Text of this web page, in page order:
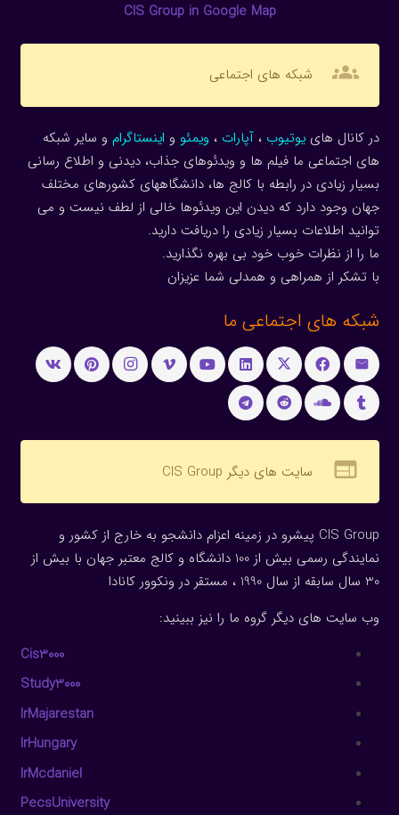
CIS Group in Google Map
groups شبکه های اجتماعی
در کانال هاییوتیوب ، آپارات ، ویمئو و اینستاگرام و سایر شبکه
های اجتماعی ما فیلم ها و ویدئوهای جذاب، دیدنی و اطلاع رسانی
بسیار زیادی در رابطه با کالج ها، دانشگاههای کشورهای مختلف
جهان وجود دارد که دیدن این ویدئوها خالی از لطف نیست و می
توانید اطلاعات بسیار زیادی را دریافت دارید.
ما را از نظرات خوب خود بی بهره نگذارید.
با تشکر از همراهی و همدلی شما عزیزان
شبکه های اجتماعی ما
web سایت های دیگر CIS Group
CIS Group پیشرو در زمینه اعزام دانشجو به خارج از کشور و
نمایندگی رسمی بیش از 100 دانشگاه و کالج معتبر جهان با بیش از
30 سال سابقه از سال 1990 ، مستقر در ونکوور کانادا
وب سایت های دیگر گروه ما را نیز ببینید:
Cis3000
Study3000
IrMajarestan
IrHungary
IrMcdaniel
PecsUniversity